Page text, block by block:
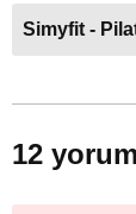
Simyfit -
12